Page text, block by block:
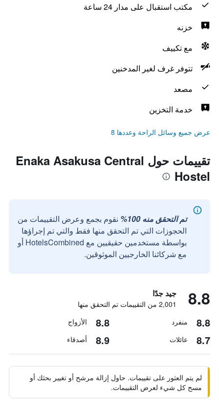
مكتب استقبال على مدار 24 ساعة
خزنه
مع تكييف
تتوفر غرف لغير المدخنين
مصعد
خدمة التخزين
عرض جميع وسائل الراحة وعددها 8
تقييمات حول Enaka Asakusa Central
Hostel
تم التحقق منه 100%
نقوم بجمع وعرض التقييمات من
الحجوزات التي تم التحقق منها فقط والتي تم إجراؤها
بواسطة مستخدمين حقيقيين مع HotelsCombined أو
مع شركائنا الخارجيين الموثوقين.
8.8 جيد جدًا
2,001 من التقييمات تم التحقق منها
8.8 منفرد 8.8 الأزواج
8.7 عائلات 8.9 أصدقاء
لم يتم العثور على تقييمات. حاول إزالة مرشح أو تغيير بحثك أو
مسح كل شيء لعرض التقييمات.